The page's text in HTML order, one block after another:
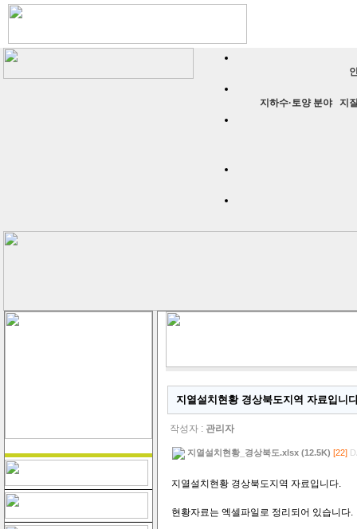
지하수·토양 분야 지
지열설치현황 경상북도지역 자료입니
작성자 : 관리자
지열설치현황_경상북도.xlsx (12.5K) [22]
지열설치현황 경상북도지역 자료입니다.
현황자료는 엑셀파일로 정리되어 있습니다.